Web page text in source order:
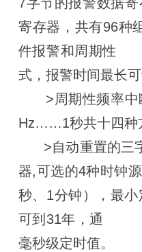
7字节的报警数据
寄存器，共有96种
件报警和周期性
式，报警时间最长可
>周期性频率中
Hz……1秒共十四种
>自动重置的三
器,可选的4种时钟
秒、1分钟），最
可到31年，通
毫秒级定时值。